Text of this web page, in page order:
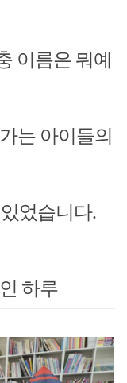
이름은 뭐예
는 아이들의
었습니다.
하루